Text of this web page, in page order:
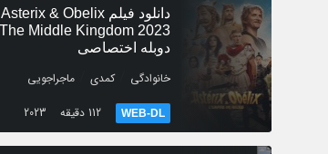
دانلود فیلم Asterix & Obelix
دوبله اختصاصی
خانوادگی /کمدی ماجراجویی
WEB-DL 112 دقیقه 2023